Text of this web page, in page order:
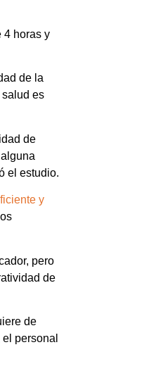
4 horas y
de la
es
de
el estudio.
y
pero
de
de
personal